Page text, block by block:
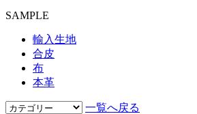
SAMPLE
輸入生地
合皮
布
本革
一覧へ戻る